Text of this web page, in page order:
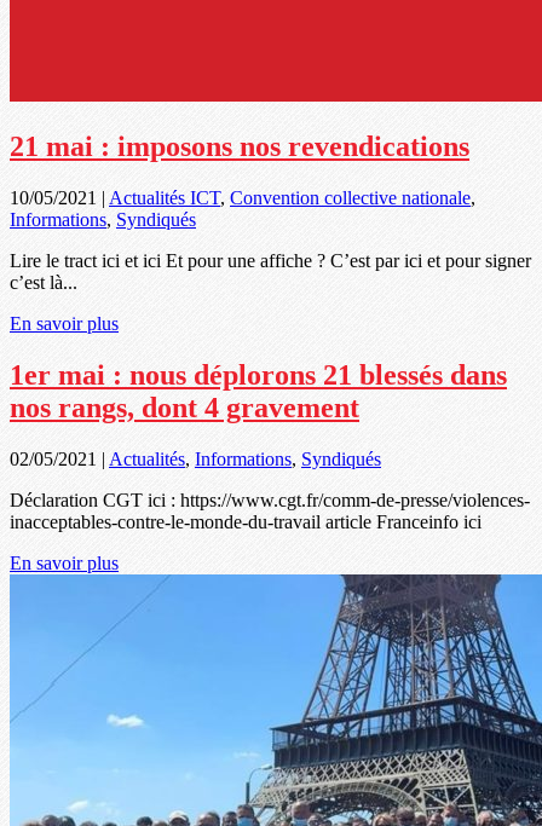
21 mai : imposons nos revendications
10/05/2021 | Actualités ICT, Convention collective nationale,
Informations, Syndiqués
Lire le tract ici et ici Et pour une affiche ? C’est par ici et pour signer
c’est là...
En savoir plus
1er mai : nous déplorons 21 blessés dans
nos rangs, dont 4 gravement
02/05/2021 | Actualités, Informations, Syndiqués
Déclaration CGT ici : https://www.cgt.fr/comm-de-presse/violences-
inacceptables-contre-le-monde-du-travail article Franceinfo ici
En savoir plus